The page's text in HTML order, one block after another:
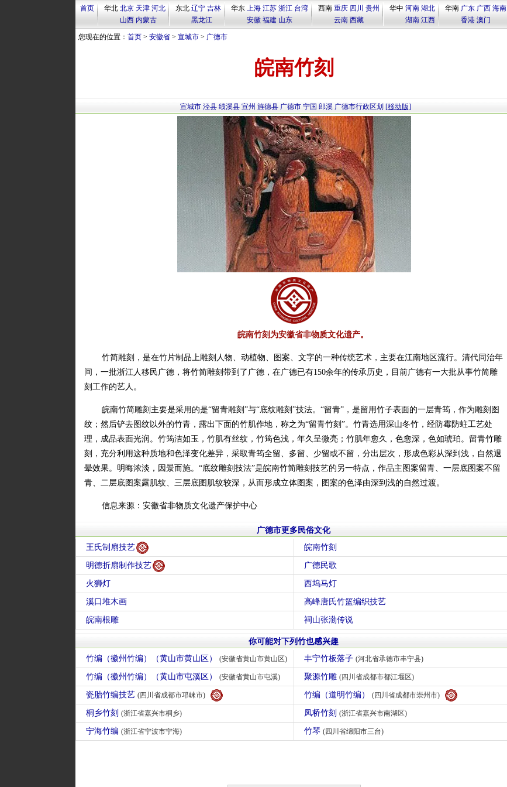
首页 华北 北京 天津 河北
山西 内蒙古
东北 辽宁 吉林
黑龙江
华东 上海 江苏 浙江 台湾
安徽 福建 山东
西南 重庆 四川 贵州
云南 西藏
华中 河南 湖北
湖南 江西
华南 广东 广西 海南
香港 澳门
您现在的位置： 首页> 安徽省> 宣城市> 广德市
皖南竹刻
宣城市 泾县 绩溪县 宣州 旌德县 广德市 宁国 郎溪 广德市行政区划 [移动版]
皖南竹刻为安徽省非物质文化遗产。
竹简雕刻，是在竹片制品上雕刻人物、动植物、图案、文字的一种传统艺术，主要在江南地区流行。清代同治年
间，一批浙江人移民广德，将竹简雕刻带到了广德，在广德已有150余年的传承历史，目前广德有一大批从事竹简雕
刻工作的艺人。
皖南竹简雕刻主要是采用的是“留青雕刻”与“底纹雕刻”技法。“留青”，是留用竹子表面的一层青筠，作为雕刻图
纹；然后铲去图纹以外的竹青，露出下面的竹肌作地，称之为“留青竹刻”。竹青选用深山冬竹，经防霉防蛀工艺处
理，成品表面光润。竹筠洁如玉，竹肌有丝纹，竹筠色浅，年久呈微亮；竹肌年愈久，色愈深，色如琥珀。留青竹雕
刻，充分利用这种质地和色泽变化差异，采取青筠全留、多留、少留或不留，分出层次，形成色彩从深到浅，自然退
晕效果。明晦浓淡，因景而施。“底纹雕刻技法”是皖南竹简雕刻技艺的另一特点，作品主图案留青、一层底图案不留
青、二层底图案露肌纹、三层底图肌纹较深，从而形成立体图案，图案的色泽由深到浅的自然过渡。
信息来源：安徽省非物质文化遗产保护中心
广德市更多民俗文化
王氏制扇技艺
皖南竹刻
明德折扇制作技艺 广德民歌
火狮灯 西坞马灯
溪口堆木画 高峰唐氏竹篮编织技艺
皖南根雕 祠山张渤传说
你可能对下列竹也感兴趣
竹编（徽州竹编）（黄山市黄山区） (安徽省黄山市黄山区) 丰宁竹板落子 (河北省承德市丰宁县)
竹编（徽州竹编）（黄山市屯溪区） (安徽省黄山市屯溪) 聚源竹雕 (四川省成都市都江堰区)
瓷胎竹编技艺 (四川省成都市邛崃市) 竹编（道明竹编） (四川省成都市崇州市)
桐乡竹刻 (浙江省嘉兴市桐乡) 凤桥竹刻 (浙江省嘉兴市南湖区)
宁海竹编 (浙江省宁波市宁海) 竹琴 (四川省绵阳市三台)